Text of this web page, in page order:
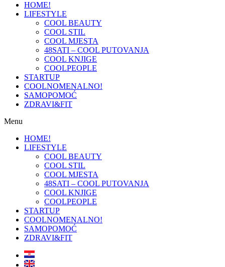
HOME!
LIFESTYLE
COOL BEAUTY
COOL STIL
COOL MJESTA
48SATI – COOL PUTOVANJA
COOL KNJIGE
COOLPEOPLE
STARTUP
COOLNOMENALNO!
SAMOPOMOĆ
ZDRAVI&FIT
Menu
HOME!
LIFESTYLE
COOL BEAUTY
COOL STIL
COOL MJESTA
48SATI – COOL PUTOVANJA
COOL KNJIGE
COOLPEOPLE
STARTUP
COOLNOMENALNO!
SAMOPOMOĆ
ZDRAVI&FIT